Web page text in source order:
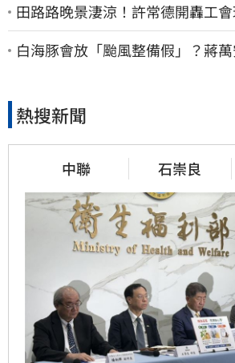
田路路晚景淒涼！許常德開轟工
了：別只包紅包慰問
白海豚會放「颱風整備假」？蔣
熱搜新聞
中聯 石崇良